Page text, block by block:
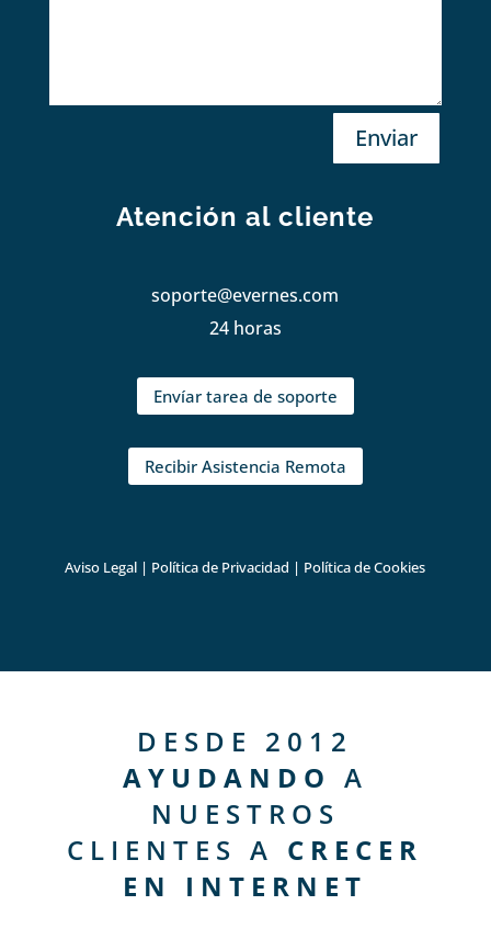
Enviar
Atención al cliente
soporte@evernes.com
24 horas
Envíar tarea de soporte
Recibir Asistencia Remota
Aviso Legal | Política de Privacidad | Política de Cookies
DESDE 2012
AYUDANDO A
NUESTROS
CLIENTES A CRECER
EN INTERNET